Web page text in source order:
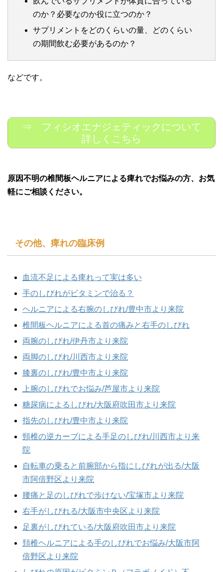
のか？必要なのか役に立つのか？
サプリメントをどのくらいの量、どのくらい
の期間飲む必要があるのか？
などです。
⇒ フィシオエナジェティックについて
詳しくこちら
原因不明の椎間板ヘルニアによる痺れでお悩みの方、お気
軽にご相談ください。
その他、痺れの臨床例
血流不足による痺れって実は多い
手のしびれがビタミンで治る？
ヘルニアによる右腕のしびれ/豊中市より来院
椎間板ヘルニアによる首の痛みと右手のしびれ
両腕のしびれ/伊丹市より来院
両脚のしびれ/川西市より来院
膝裏のしびれ/豊中市より来院
上腕のしびれでお悩み/芦屋市より来院
糖尿病によるしびれ/大阪府吹田市より来院
指先のしびれ/豊中市より来院
頸椎の逆カーブによる手足のしびれ/川西市より来
院
自転車の乗ると前腕部から指にしびれが出る/大阪
市阿倍野区より来院
腰痛と足のしびれで歩けない/宝塚市より来院
右手がしびれる/大阪市中央区より来院
足裏がしびれている/大阪府吹田市より来院
頚椎ヘルニアによる手のしびれでお悩み/大阪市阿
倍野区より来院